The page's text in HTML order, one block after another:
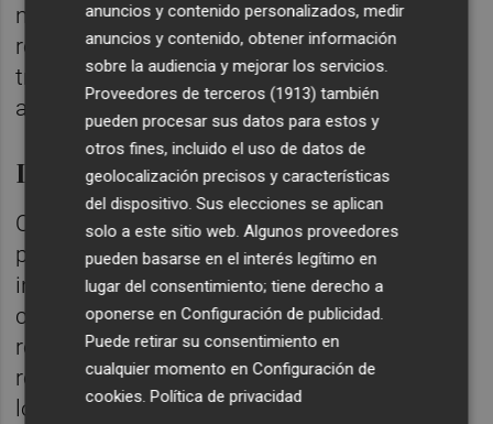
nave fundacional esté totalmente
rehabilitada, el consistorio empezará a
trabajar en la recuperación de las diversas
ampliaciones de la Real Fábrica.
La nueva Casa de la Cultura
Otro proyecto muy relevante vinculado al
préstamo es la nueva Casa de la Cultura,
inaugurada el pasado mes de marzo. El
crédito reservó 48.400 euros para la
redacción del proyecto constructivo del
recinto, que alberga la escuela de música, el
local de ensayos de la banda, un auditorio,
anuncios y contenido personalizados, medir
anuncios y contenido, obtener información
sobre la audiencia y mejorar los servicios.
Proveedores de terceros (1913) también
pueden procesar sus datos para estos y
otros fines, incluido el uso de datos de
geolocalización precisos y características
del dispositivo. Sus elecciones se aplican
solo a este sitio web. Algunos proveedores
pueden basarse en el interés legítimo en
lugar del consentimiento; tiene derecho a
oponerse enConfiguración de publicidad.
Puede retirar su consentimiento en
cualquier momento enConfiguración de
cookies.Política de privacidad